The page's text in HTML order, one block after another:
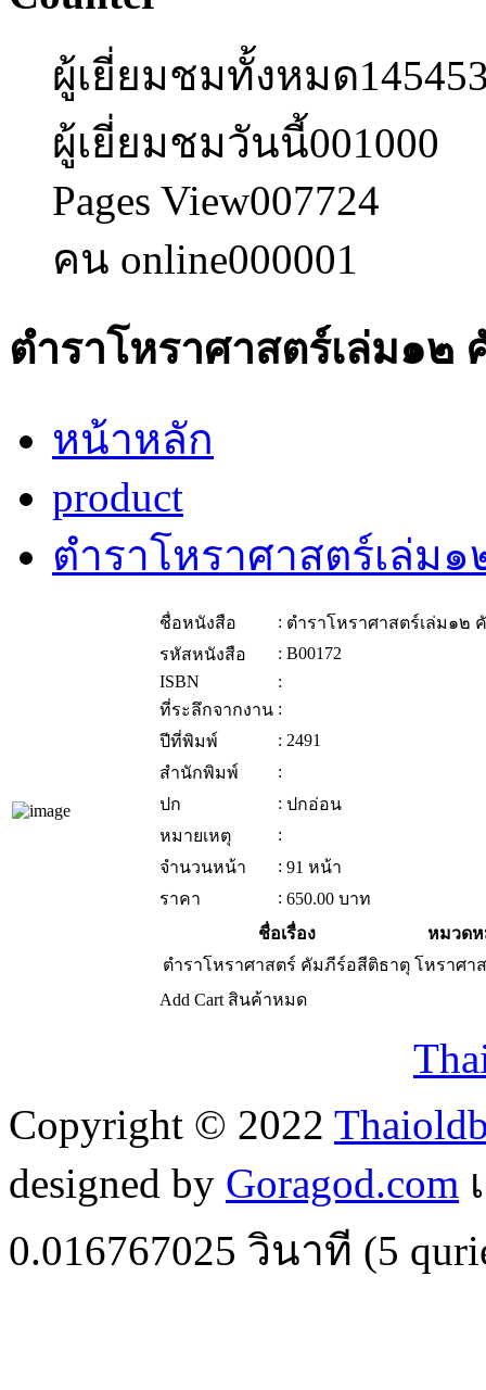
ผู้เยี่ยมชมทั้งหมด
ผู้เยี่ยมชมวันนี้001000
Pages View007724
คน online000001
ตำราโหราศาสตร์เล่ม๑๒
หน้าหลัก
product
ตำราโหราศาสตร์เล่ม
ชื่อหนังสือ : ตำราโหราศาสตร์เล่ม๑๒
รหัสหนังสือ
: B00172
ISBN
:
ที่ระลึกจากงาน :
ปีที่พิมพ์
: 2491
สำนักพิมพ์
:
ปก
: ปกอ่อน
หมายเหตุ
:
จำนวนหน้า
: 91 หน้า
ราคา
: 650.00 บาท
ชื่อเรื่อง
หมวด
ตำราโหราศาสตร์ คัมภีร์อสีติธาตุ โหราศา
Add Cart สินค้าหมด
Copyright © 2022
designed by Goragod.com
0.016767025 วินาที (5